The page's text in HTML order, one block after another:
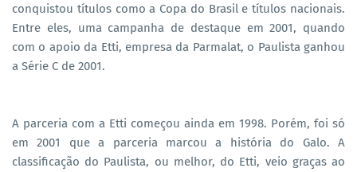
conquistou títulos como a Copa do Brasil e títulos nacionais.
Entre eles, uma campanha de destaque em 2001, quando
com o apoio da Etti, empresa da Parmalat, o Paulista ganhou
a Série C de 2001.
A parceria com a Etti começou ainda em 1998. Porém, foi só
em 2001 que a parceria marcou a história do Galo. A
classificação do Paulista, ou melhor, do Etti, veio graças ao